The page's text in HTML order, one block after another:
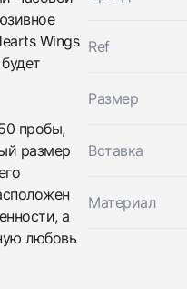
Wings
пробы,
размер
а
любовь
Ref
Размер
Вставка
Материал